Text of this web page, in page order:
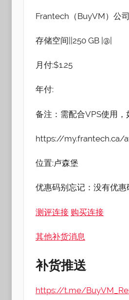
Frantech（BuyVM）公
存储空间||250 GB |@|
月付:$1.25
年付:
备注：需配合VPS使用，
https://my.frantech.ca/
位置:卢森堡
优惠码别忘记：没有优惠
测评连接 购买连接
其他补货消息
补货推送
https://t.me/